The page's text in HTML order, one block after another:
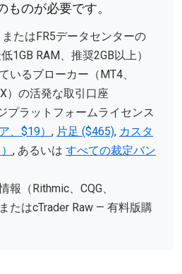
のが必要です。
たはFR5データセンターの
1GB RAM、推奨2GB以上）
いるブローカー（MT4、
）の活発な取引口座
プラットフォームライセンス
、$19） , 片足 ($465), カスタ
, あるいは すべての裁定バン
（Rithmic、CQG、
たはcTrader Raw — 有料版購